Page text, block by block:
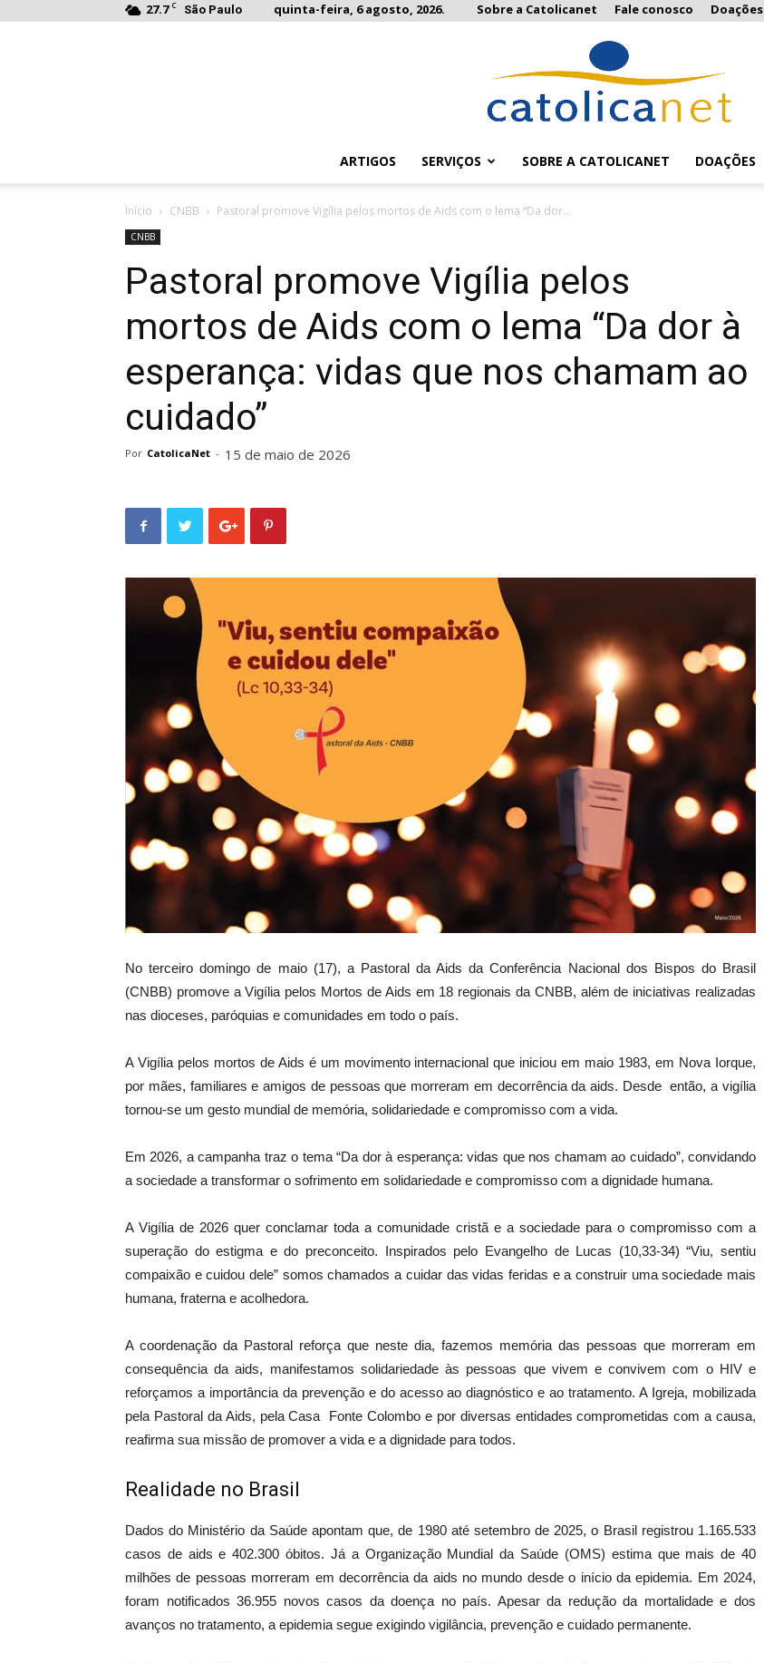
27.7 C São Paulo quinta-feira, 6 agosto, 2026. Sobre a Catolicanet Fale conosco Doações
ARTIGOS SERVIÇOS SOBRE A CATOLICANET DOAÇÕES
Início CNBB Pastoral promove Vigília pelos mortos de Aids com o lema “Da dor...
CNBB
Pastoral promove Vigília pelos
mortos de Aids com o lema “Da dor à
esperança: vidas que nos chamam ao
cuidado”
Por CatolicaNet - 15 de maio de 2026
No terceiro domingo de maio (17), a Pastoral da Aids da Conferência Nacional dos Bispos do Brasil
(CNBB) promove a Vigília pelos Mortos de Aids em 18 regionais da CNBB, além de iniciativas realizadas
nas dioceses, paróquias e comunidades em todo o país.
A Vigília pelos mortos de Aids é um movimento internacional que iniciou em maio 1983, em Nova Iorque,
por mães, familiares e amigos de pessoas que morreram em decorrência da aids. Desde então, a vigília
tornou-se um gesto mundial de memória, solidariedade e compromisso com a vida.
Em 2026, a campanha traz o tema “Da dor à esperança: vidas que nos chamam ao cuidado”, convidando
a sociedade a transformar o sofrimento em solidariedade e compromisso com a dignidade humana.
A Vigília de 2026 quer conclamar toda a comunidade cristã e a sociedade para o compromisso com a
superação do estigma e do preconceito. Inspirados pelo Evangelho de Lucas (10,33-34) “Viu, sentiu
compaixão e cuidou dele” somos chamados a cuidar das vidas feridas e a construir uma sociedade mais
humana, fraterna e acolhedora.
A coordenação da Pastoral reforça que neste dia, fazemos memória das pessoas que morreram em
consequência da aids, manifestamos solidariedade às pessoas que vivem e convivem com o HIV e
reforçamos a importância da prevenção e do acesso ao diagnóstico e ao tratamento. A Igreja, mobilizada
pela Pastoral da Aids, pela Casa Fonte Colombo e por diversas entidades comprometidas com a causa,
reafirma sua missão de promover a vida e a dignidade para todos.
Realidade no Brasil
Dados do Ministério da Saúde apontam que, de 1980 até setembro de 2025, o Brasil registrou 1.165.533
casos de aids e 402.300 óbitos. Já a Organização Mundial da Saúde (OMS) estima que mais de 40
milhões de pessoas morreram em decorrência da aids no mundo desde o início da epidemia. Em 2024,
foram notificados 36.955 novos casos da doença no país. Apesar da redução da mortalidade e dos
avanços no tratamento, a epidemia segue exigindo vigilância, prevenção e cuidado permanente.